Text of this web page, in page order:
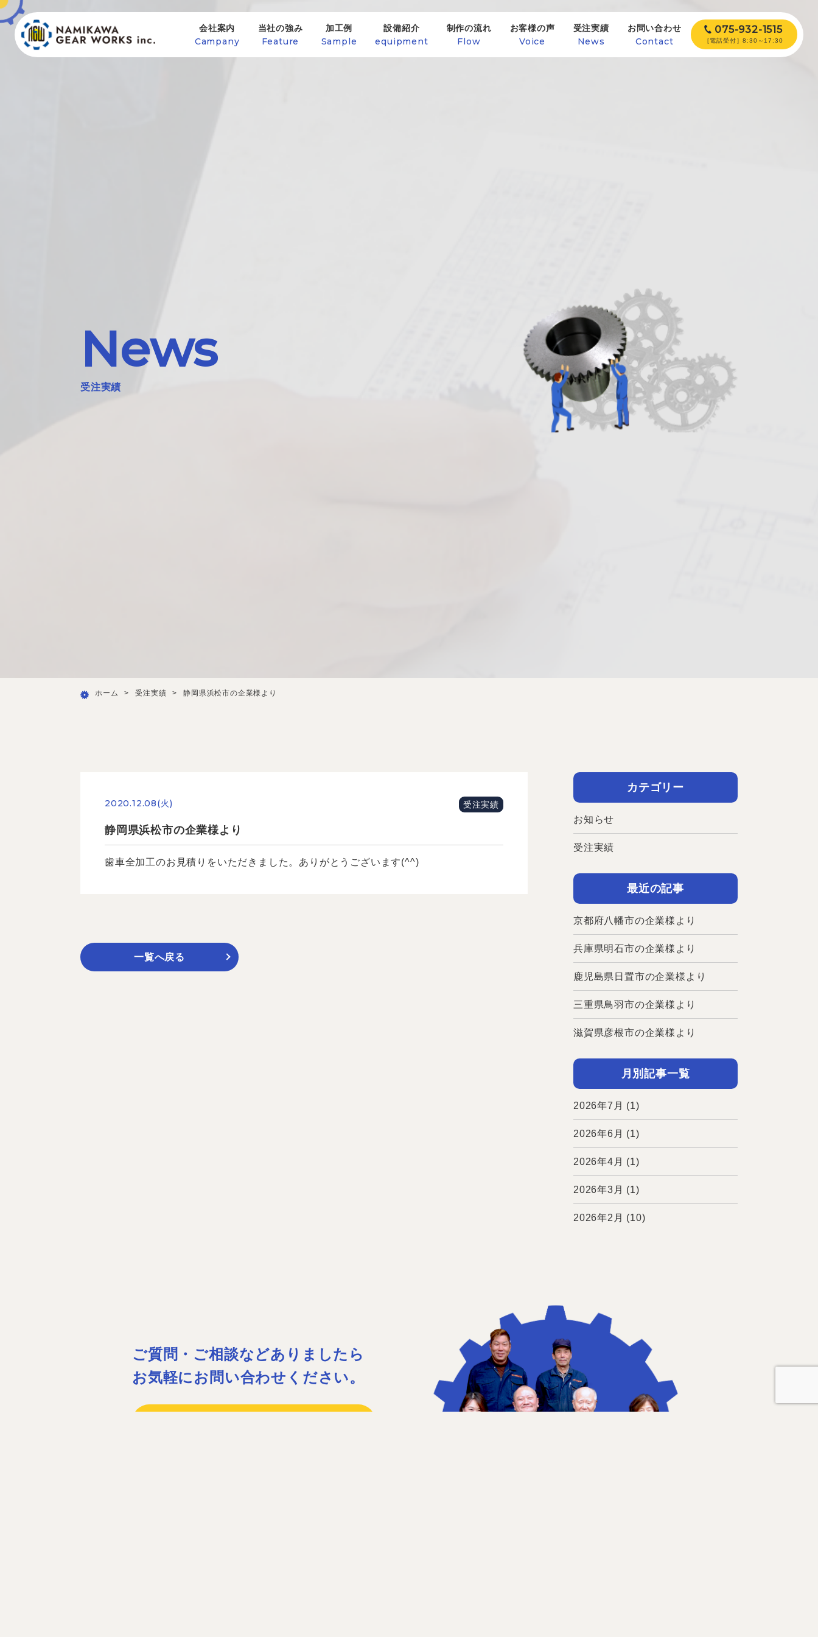
会社案内
Campany
当社の強み
Feature
加工例
Sample
設備紹介
equipment
制作の流れ
Flow
お客様の声
Voice
受注実績
News
お問い合わせ
Contact
075-932-1515
［電話受付］8:30～17:30
News
受注実績
ホーム > 受注実績 > 静岡県浜松市の企業様より
2020.12.08(火) 受注実績
静岡県浜松市の企業様より
歯車全加工のお見積りをいただきました。ありがとうございます(^^)
一覧へ戻る
カテゴリー
お知らせ
受注実績
最近の記事
京都府八幡市の企業様より
兵庫県明石市の企業様より
鹿児島県日置市の企業様より
三重県鳥羽市の企業様より
滋賀県彦根市の企業様より
月別記事一覧
2026年7月 (1)
2026年6月 (1)
2026年4月 (1)
2026年3月 (1)
2026年2月 (10)
ご質問・ご相談などありましたら
お気軽にお問い合わせください。